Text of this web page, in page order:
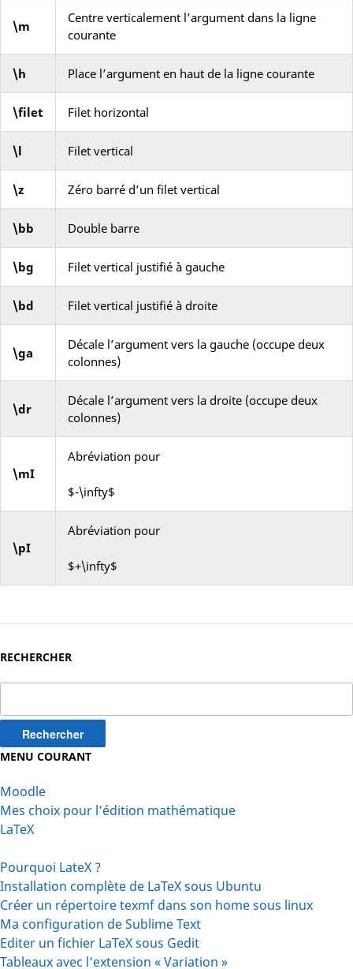
RECHERCHER
MENU COURANT
Moodle
Mes choix pour l’édition mathématique
LaTeX
Pourquoi LateX ?
Installation complète de LaTeX sous Ubuntu
Créer un répertoire texmf dans son home sous linux
Ma configuration de Sublime Text
Editer un fichier LaTeX sous Gedit
Tableaux avec l’extension « Variation »
\m
Centre verticalement l’argument dans la ligne
courante
\h Place l’argument en haut de la ligne courante
\filet Filet horizontal
\l Filet vertical
\z Zéro barré d’un filet vertical
\bb Double barre
\bg Filet vertical justifié à gauche
\bd Filet vertical justifié à droite
\ga
Décale l’argument vers la gauche (occupe deux
colonnes)
\dr
Décale l’argument vers la droite (occupe deux
colonnes)
\mI
Abréviation pour
$-\infty$
\pI
Abréviation pour
$+\infty$